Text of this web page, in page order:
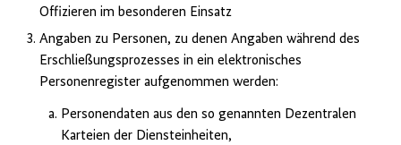
Offizieren im besonderen Einsatz
Angaben zu Personen, zu denen Angaben während des
Erschließungsprozesses in ein elektronisches
Personenregister aufgenommen werden:
Personendaten aus den so genannten Dezentralen
Karteien der Diensteinheiten,